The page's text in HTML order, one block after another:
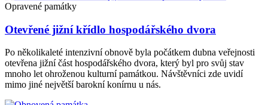
Opravené památky
Otevřené jižní křídlo hospodářského dvora
Po několikaleté intenzivní obnově byla počátkem dubna veřejnosti
otevřena jižní část hospodářského dvora, který byl pro svůj stav
mnoho let ohroženou kulturní památkou. Návštěvníci zde uvidí
mimo jiné největší barokní konírnu u nás.